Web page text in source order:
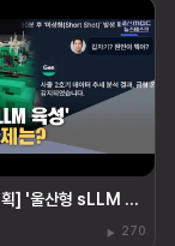
[AX 연속기획] '울산형 sLLM 육성' 최우선 과제는?
270